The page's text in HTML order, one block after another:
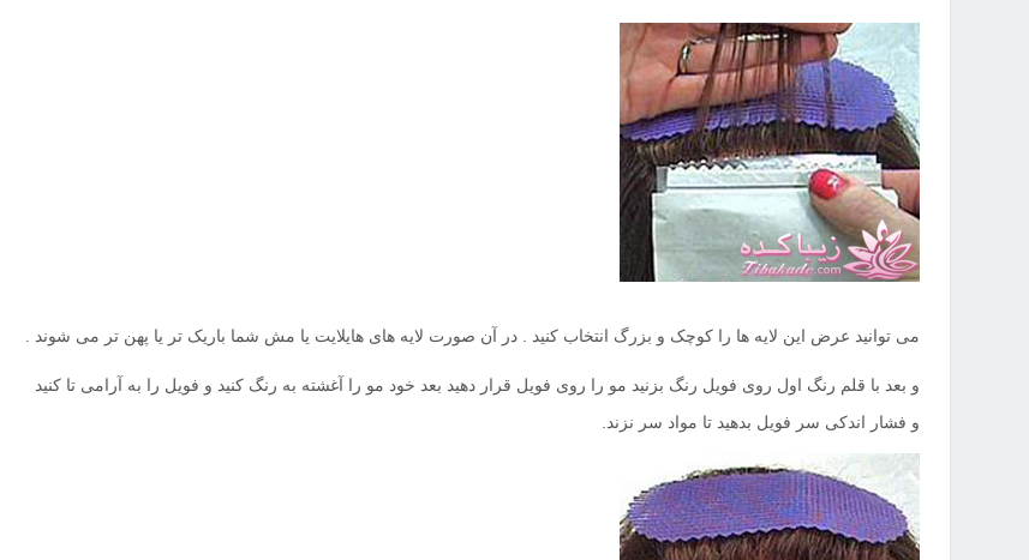
می توانید عرض این لایه ها را کوچک و بزرگ انتخاب کنید . در آن صورت لایه های هایلایت یا مش شما باریک تر یا پهن تر می شوند .
و بعد با قلم رنگ اول روی فویل رنگ بزنید مو را روی فویل قرار دهید بعد خود مو را آغشته به رنگ کنید و فویل را به آرامی تا کنید
و فشار اندکی سر فویل بدهید تا مواد سر نزند.